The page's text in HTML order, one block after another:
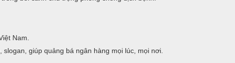
Nam.
slogan, giúp quảng bá ngân hàng mọi lúc, mọi nơi.